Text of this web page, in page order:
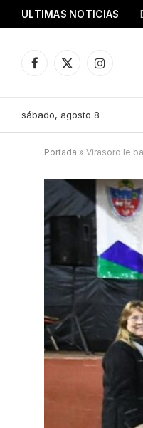
ULTIMAS NOTICIAS
Facebook
X
Instagram
sábado, agosto 8
Portada » Virasoro le